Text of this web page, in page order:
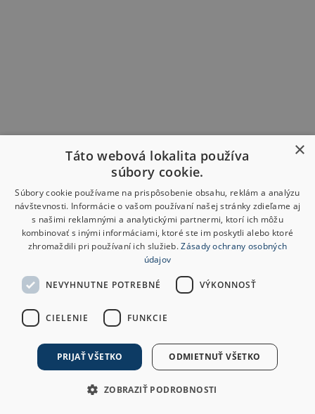
×
Táto webová lokalita používa
súbory cookie.
Súbory cookie používame na prispôsobenie obsahu, reklám a analýzu
návštevnosti. Informácie o vašom používaní našej stránky zdieľame aj
s našimi reklamnými a analytickými partnermi, ktorí ich môžu
kombinovať s inými informáciami, ktoré ste im poskytli alebo ktoré
zhromaždili pri používaní ich služieb.Zásady ochrany osobných
údajov
NEVYHNUTNE POTREBNÉ VÝKONNOSŤ
CIELENIE FUNKCIE
PRIJAŤ VŠETKO ODMIETNUŤ VŠETKO
ZOBRAZIŤ PODROBNOSTI